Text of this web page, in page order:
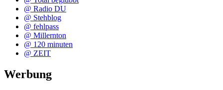
@ Radio DU
@ Stehblog
@ fehlpass
@ Millernton
@ 120 minuten
@ ZEIT
Werbung